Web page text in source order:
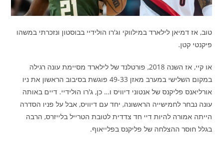
טוב, אז דמיאן לילארד במילווקי וג'רו הולידיי בבוסטון ונזכרתי במשהו
פיקנטי קטן.
או קיי, אז השנה 2018, פורטלנד של לילארד מסיימת עונה רגילה
במקום השלישי במערב מאזן 49-33 פוגשת בסיבוב הראשון את ניו
אורליאנס פליקנס של אנטוני דיוויס ו… כן, ג'רו הולידיי. דיים באותה
עונה נבחר לחמישייה הראשונה, יחד עם דיוויס, אבל על פניו הסדרה
הייתה אמורה להיות דיי חד צדדית לטובת הטרייל בלייזרס, הרבה
בגלל חוסר ההצלחה של פליקנס בפלייאוף.